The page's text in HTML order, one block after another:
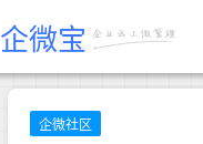
企微宝
企微社区